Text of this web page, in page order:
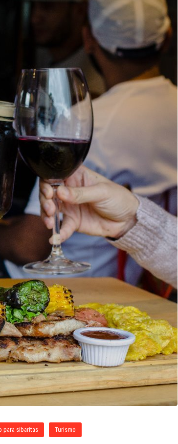
para sibaritas Turismo